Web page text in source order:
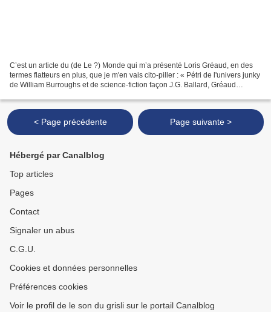
C’est un article du (de Le ?) Monde qui m’a présenté Loris Gréaud, en des
termes flatteurs en plus, que je m'en vais cito-piller : « Pétri de l'univers junky
de William Burroughs et de science-fiction façon J.G. Ballard, Gréaud
< Page précédente Page suivante >
Hébergé par Canalblog
Top articles
Pages
Contact
Signaler un abus
C.G.U.
Cookies et données personnelles
Préférences cookies
Voir le profil de le son du grisli sur le portail Canalblog